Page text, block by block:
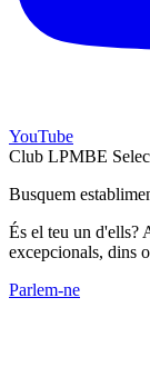
YouTube
Club LPMBE
Busquem
És el teu un d'ells?
excepcionals, dins
Parlem-ne